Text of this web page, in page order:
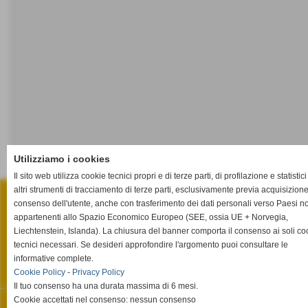
STUDIO LEGALE ULACCO MEMMO
Via Salita Fenaroli, n° 13 - Lanciano (Chieti)
P.I. 02385920695
Tel. 0872.66.15.85 Fax 0872.66.15.86
info@studiolegaleulaccomemmo.it
Privacy Policy-Cookie Policy
Privacy Policy
Realizzazione siti web www.sitoper.it
Utilizziamo i cookies
Il sito web utilizza cookie tecnici propri e di terze parti, di profilazione e
altri strumenti di tracciamento di terze parti, esclusivamente previa
consenso dell'utente, anche con trasferimento dei dati personali verso Paesi
appartenenti allo Spazio Economico Europeo (SEE, ossia UE + Norvegia,
Liechtenstein, Islanda). La chiusura del banner comporta il consenso ai soli
tecnici necessari. Se desideri approfondire l'argomento puoi consultare le
informative complete.
Cookie Policy - Privacy Policy
Il tuo consenso ha una durata massima di 6 mesi.
Cookie accettati nel consenso: nessun consenso